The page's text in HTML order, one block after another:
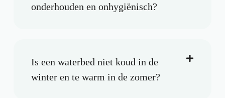
onderhouden en onhygiënisch?
Is een waterbed niet koud in de
winter en te warm in de zomer?